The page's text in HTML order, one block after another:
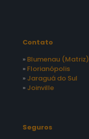
Contato
» Blumenau (Matriz)
» Florianópolis
» Jaraguá do Sul
» Joinville
Seguros